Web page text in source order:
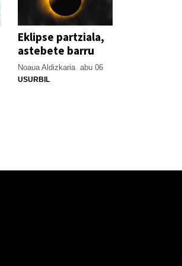
Eklipse partziala,
astebete barru
Noaua Aldizkaria abu 06
USURBIL